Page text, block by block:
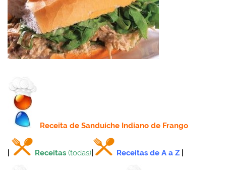
Receitade Sanduíche Indiano de Frango
Receitas (todas) Receitas de A a Z